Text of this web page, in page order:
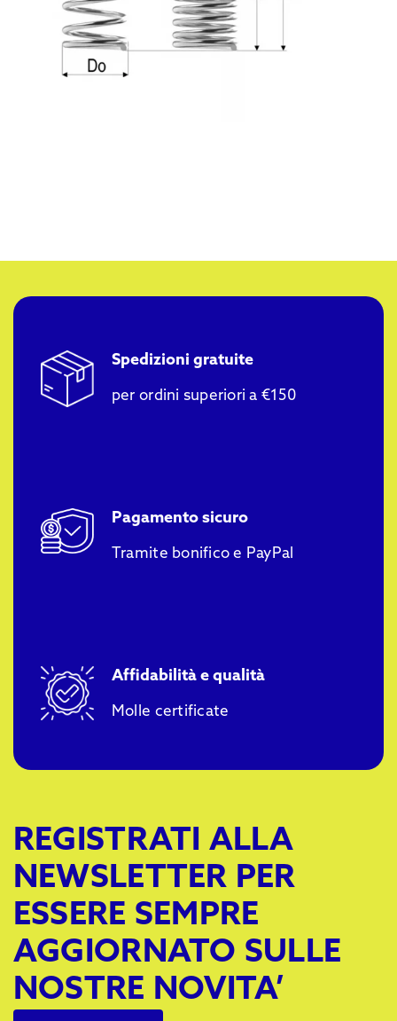
Spedizioni gratuite
per ordini superiori a €150
Pagamento sicuro
Tramite bonifico e PayPal
Affidabilità e qualità
Molle certificate
REGISTRATI ALLA
NEWSLETTER PER
ESSERE SEMPRE
AGGIORNATO SULLE
NOSTRE NOVITA’